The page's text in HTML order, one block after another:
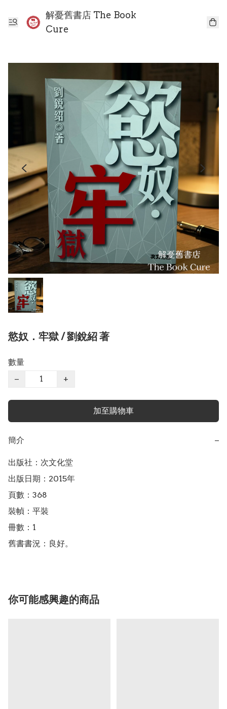
解憂舊書店 The Book
Cure
慾奴．牢獄 / 劉銳紹 著
數量
−
+
加至購物車
簡介 −
出版社：次文化堂
出版日期：2015年
頁數：368
裝幀：平裝
冊數：1
舊書書況：良好。
你可能感興趣的商品